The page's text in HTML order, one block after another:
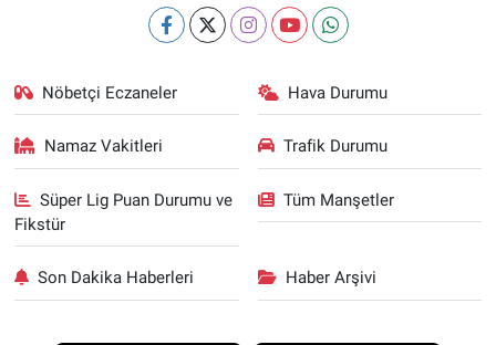
Nöbetçi Eczaneler Hava Durumu
Namaz Vakitleri Trafik Durumu
Süper Lig Puan Durumu ve
Fikstür
Tüm Manşetler
Son Dakika Haberleri Haber Arşivi